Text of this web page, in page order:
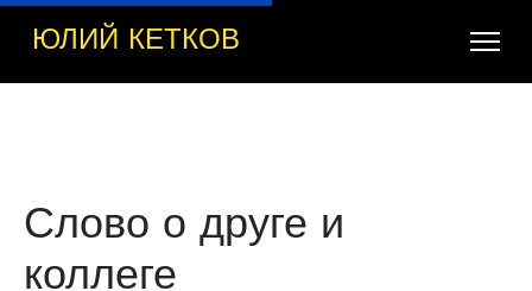
ЮЛИЙ КЕТКОВ
Слово о друге и
коллеге